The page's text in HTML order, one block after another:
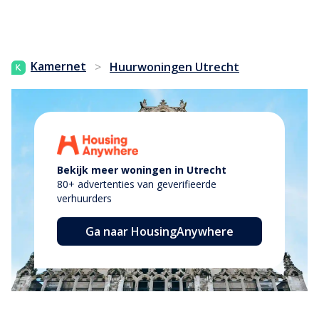
Kamernet > Huurwoningen Utrecht
Bekijk meer woningen in Utrecht
80+ advertenties van geverifieerde
verhuurders
Ga naar HousingAnywhere